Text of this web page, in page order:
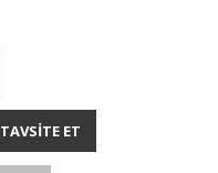
TAVSITE ET